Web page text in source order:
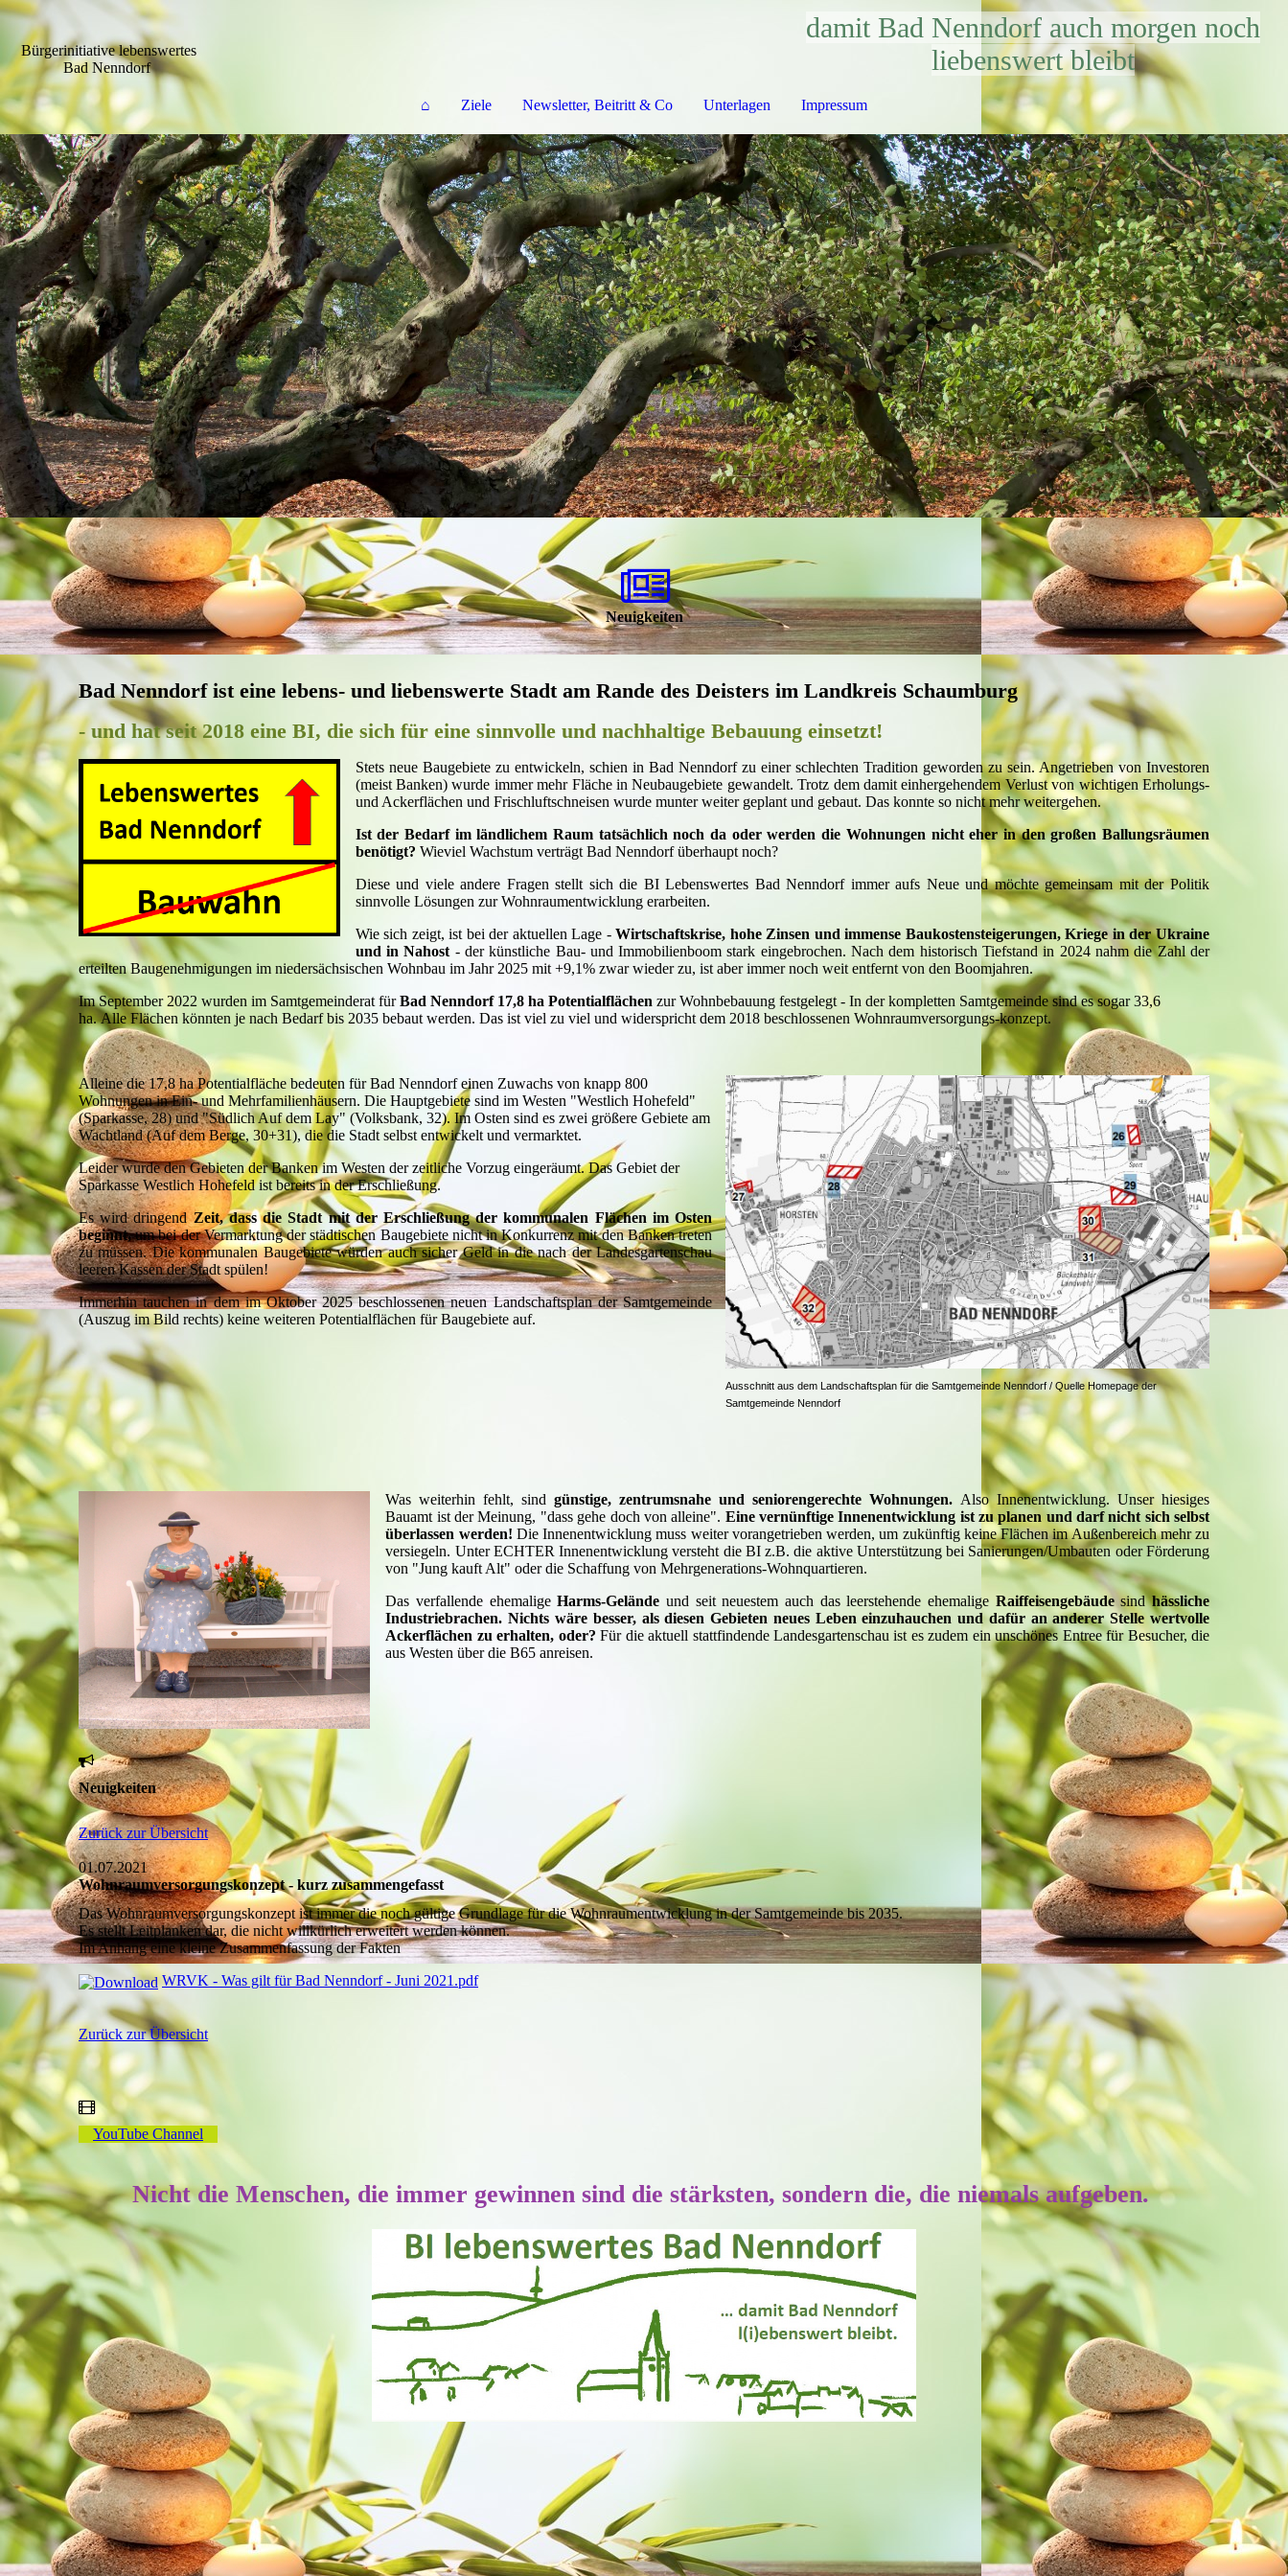
Bürgerinitiative lebenswertes
Bad Nenndorf
damit Bad Nenndorf auch morgen noch
liebenswert bleibt
⌂ Ziele Newsletter, Beitritt & Co Unterlagen Impressum
Neuigkeiten
Bad Nenndorf ist eine lebens- und liebenswerte Stadt am Rande des Deisters im Landkreis Schaumburg
- und hat seit 2018 eine BI, die sich für eine sinnvolle und nachhaltige Bebauung einsetzt!
Stets neue Baugebiete zu entwickeln, schien in Bad Nenndorf zu einer schlechten Tradition geworden zu sein. Angetrieben von Investoren
(meist Banken) wurde immer mehr Fläche in Neubaugebiete gewandelt. Trotz dem damit einhergehendem Verlust von wichtigen Erholungs-
und Ackerflächen und Frischluftschneisen wurde munter weiter geplant und gebaut. Das konnte so nicht mehr weitergehen.
Ist der Bedarf im ländlichem Raum tatsächlich noch da oder werden die Wohnungen nicht eher in den großen Ballungsräumen
benötigt? Wieviel Wachstum verträgt Bad Nenndorf überhaupt noch?
Diese und viele andere Fragen stellt sich die BI Lebenswertes Bad Nenndorf immer aufs Neue und möchte gemeinsam mit der Politik
sinnvolle Lösungen zur Wohnraumentwicklung erarbeiten.
Wie sich zeigt, ist bei der aktuellen Lage -Wirtschaftskrise, hohe Zinsen und immense Baukostensteigerungen, Kriege in der Ukraine
und in Nahost - der künstliche Bau- und Immobilienboom stark eingebrochen. Nach dem historisch Tiefstand in 2024 nahm die Zahl der
erteilten Baugenehmigungen im niedersächsischen Wohnbau im Jahr 2025 mit +9,1% zwar wieder zu, ist aber immer noch weit entfernt von den Boomjahren.
Im September 2022 wurden im Samtgemeinderat fürBad Nenndorf 17,8 ha Potentialflächen zur Wohnbebauung festgelegt - In der kompletten Samtgemeinde sind es sogar 33,6
ha.Alle Flächen könnten je nach Bedarf bis 2035 bebaut werden. Das ist viel zu viel und widerspricht dem 2018 beschlossenen Wohnraumversorgungs-konzept.
Alleine die 17,8 ha Potentialfläche bedeuten für Bad Nenndorf einen Zuwachs von knapp 800
Wohnungen in Ein- und Mehrfamilienhäusern. Die Hauptgebiete sind im Westen "Westlich Hohefeld"
(Sparkasse, 28) und "Südlich Auf dem Lay" (Volksbank, 32). Im Osten sind es zwei größere Gebiete am
Wachtland (Auf dem Berge, 30+31), die die Stadt selbst entwickelt und vermarktet.
Leider wurde den Gebieten der Banken im Westen der zeitliche Vorzug eingeräumt. Das Gebiet der
Sparkasse Westlich Hohefeld ist bereits in der Erschließung.
Es wird dringendZeit, dass die Stadt mit der Erschließung der kommunalen Flächen im Osten
beginnt,um bei der Vermarktung der städtischen Baugebiete nicht in Konkurrenz mit den Banken treten
zu müssen. Die kommunalen Baugebiete würden auch sicher Geld in die nach der Landesgartenschau
leeren Kassen der Stadt spülen!
Immerhin tauchen in dem im Oktober 2025 beschlossenen neuen Landschaftsplan der Samtgemeinde
(Auszug im Bild rechts) keine weiteren Potentialflächen für Baugebiete auf.
Ausschnitt aus dem Landschaftsplan für die Samtgemeinde Nenndorf / Quelle Homepage der
Samtgemeinde Nenndorf
Was weiterhin fehlt, sindgünstige, zentrumsnahe und seniorengerechte Wohnungen. Also Innenentwicklung. Unser hiesiges
Bauamt ist der Meinung, "dass gehe doch von alleine". Eine vernünftige Innenentwicklung ist zu planen und darf nicht sich selbst
überlassen werden! Die Innenentwicklung muss weiter vorangetrieben werden, um zukünftig keine Flächen im Außenbereich mehr zu
versiegeln. Unter ECHTER Innenentwicklung versteht die BI z.B. die aktive Unterstützung bei Sanierungen/Umbauten oder Förderung
von "Jung kauft Alt" oder die Schaffung von Mehrgenerations-Wohnquartieren.
Das verfallende ehemaligeHarms-Gelände und seit neuestem auch das leerstehende ehemalige Raiffeisengebäudesindhässliche
Industriebrachen.Nichts wäre besser, als diesen Gebieten neues Leben einzuhauchen und dafür an anderer Stelle wertvolle
Ackerflächen zu erhalten, oder?Für die aktuell stattfindende Landesgartenschau ist es zudem ein unschönes Entree für Besucher, die
aus Westen über die B65 anreisen.
Neuigkeiten
Zurück zur Übersicht
01.07.2021
Wohnraumversorgungskonzept - kurz zusammengefasst
Das Wohnraumversorgungskonzept ist immer die noch gültige Grundlage für die Wohnraumentwicklung in der Samtgemeinde bis 2035.
Es stellt Leitplanken dar, die nicht willkürlich erweitert werden können.
Im Anhang eine kleine Zusammenfassung der Fakten
WRVK - Was gilt für Bad Nenndorf - Juni 2021.pdf
Zurück zur Übersicht
YouTube Channel
Nicht die Menschen, die immer gewinnen sind die stärksten, sondern die, die niemals aufgeben.